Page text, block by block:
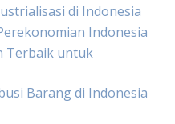
di Indonesia
Indonesia
Terbaik untuk
Barang di Indonesia